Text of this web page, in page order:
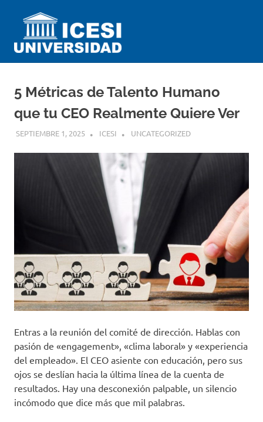
contenido
el
5 Métricas de Talento Humano
que tu CEO Realmente Quiere Ver
SEPTIEMBRE 1, 2025 ICESI UNCATEGORIZED
Entras a la reunión del comité de dirección. Hablas con
pasión de «engagement», «clima laboral» y «experiencia
del empleado». El CEO asiente con educación, pero sus
ojos se deslían hacia la última línea de la cuenta de
resultados. Hay una desconexión palpable, un silencio
incómodo que dice más que mil palabras.